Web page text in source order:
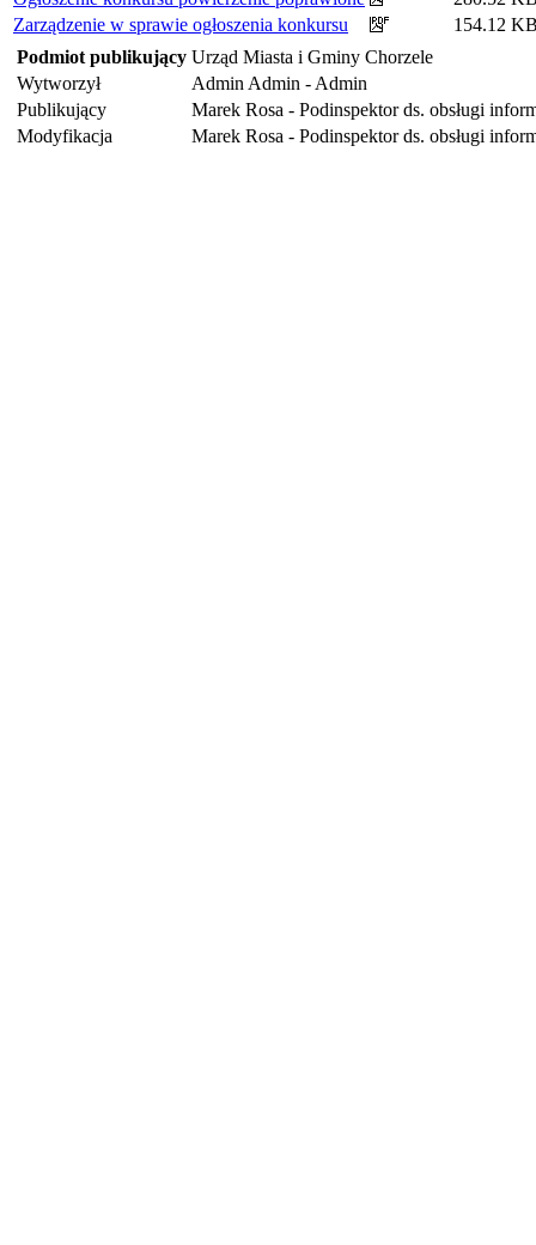
Zarządzenie w sprawie ogłoszenia konkursu
154.12
Podmiot publikujący Urząd Miasta i Gminy Chorzele
Wytworzył
Admin Admin - Admin
Publikujący
Marek Rosa - Podinspektor ds. obsługi
Modyfikacja
Marek Rosa - Podinspektor ds. obsługi